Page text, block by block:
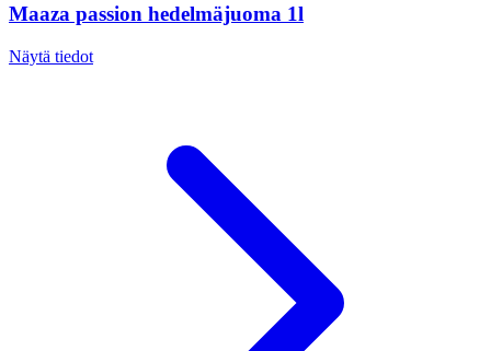
Maaza passion hedelmäjuoma 1l
Näytä tiedot